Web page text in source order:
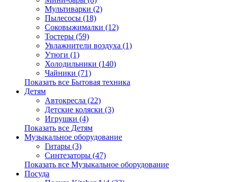
Мультиварки (2)
Пылесосы (18)
Соковыжималки (12)
Тостеры (59)
Увлажнители воздуха (1)
Утюги (1)
Холодильники (140)
Чайники (71)
Показать все Бытовая техника
Детям
Автокресла (22)
Детские коляски (3)
Игрушки (4)
Показать все Детям
Музыкальное оборудование
Гитары (3)
Синтезаторы (47)
Показать все Музыкальное оборудование
Посуда